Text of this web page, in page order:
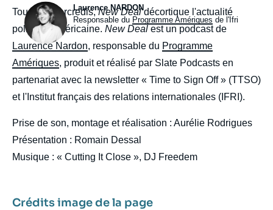
Photo
Laurence NARDON
Intitulé
du
poste
Responsable du Programme Amériques de l'Ifri
body
Tous les mercredis,New Dealdécortique l'actualité
politique américaine. New Deal est un podcast de
Laurence Nardon, responsable du Programme
Amériques, produit et réalisé par Slate Podcasts en
partenariat avec la newsletter « Time to Sign Off » (TTSO)
et l'Institut français des relations internationales (IFRI).
Prise de son, montage et réalisation : Aurélie Rodrigues
Présentation : Romain Dessal
Musique : « Cutting It Close », DJ Freedem
Crédits image de la page